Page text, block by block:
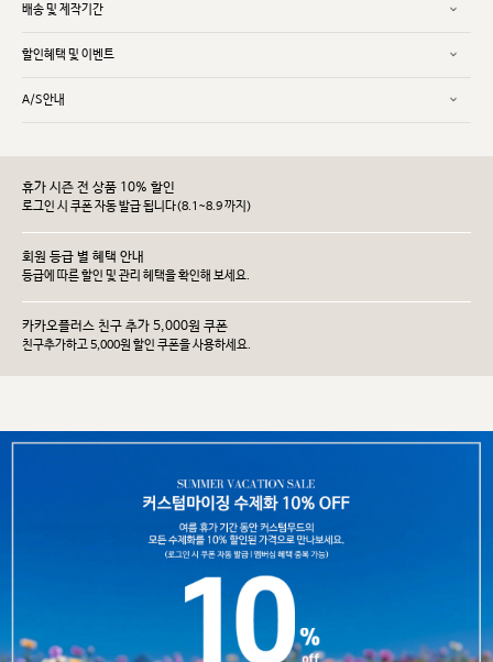
배송 및 제작기간
할인혜택 및 이벤트
A/S안내
휴가 시즌 전 상품 10% 할인
로그인 시 쿠폰 자동 발급 됩니다(8.1~8.9 까지)
회원 등급 별 혜택 안내
등급에 따른 할인 및 관리 헤택을 확인해 보세요.
카카오플러스 친구 추가 5,000원 쿠폰
친구추가하고 5,000원 할인 쿠폰을 사용하세요.